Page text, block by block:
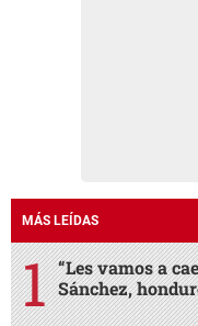
MÁS LEÍDAS
“Les vamos a
Sánchez,